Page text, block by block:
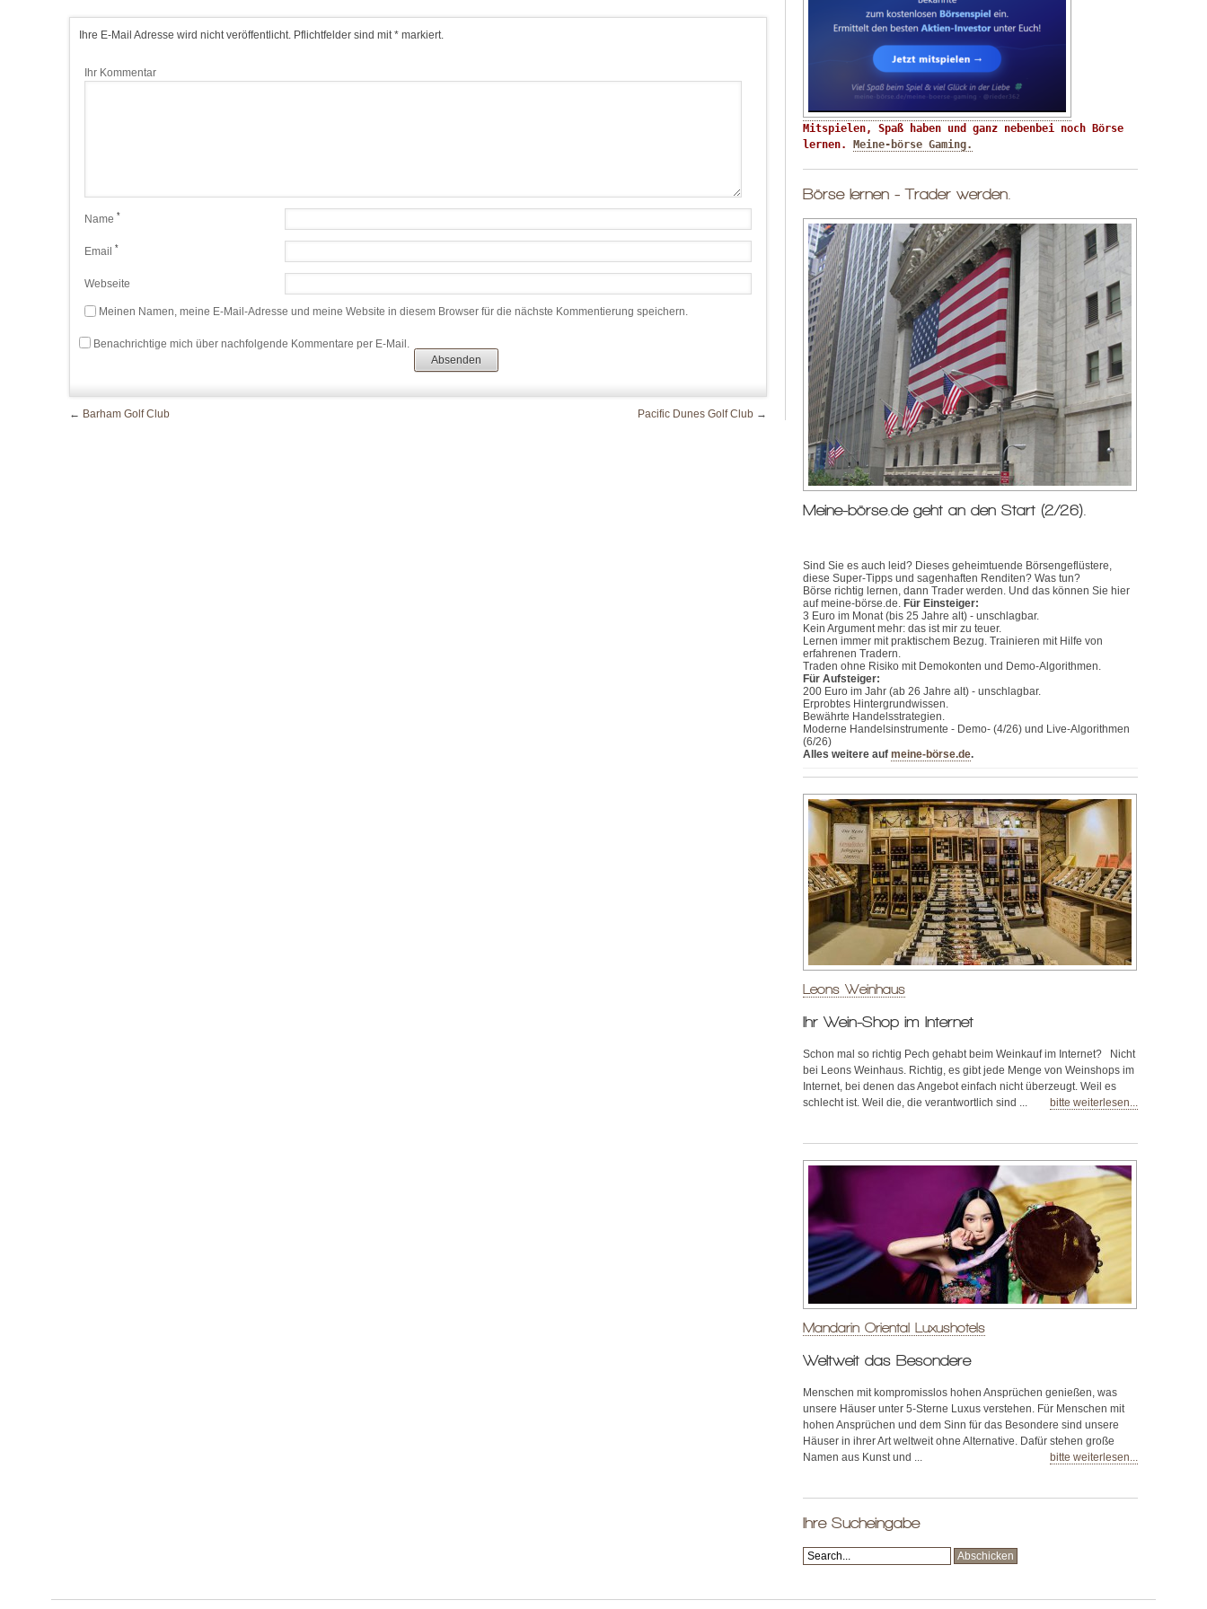
Ihre E-Mail Adresse wird nicht veröffentlicht. Pflichtfelder sind mit * markiert.
Ihr Kommentar
Name *
Email *
Webseite
Meinen Namen, meine E-Mail-Adresse und meine Website in diesem Browser für die nächste Kommentierung speichern.
Benachrichtige mich über nachfolgende Kommentare per E-Mail.
← Barham Golf Club Pacific Dunes Golf Club →
Mitspielen, Spaß haben und ganz nebenbei noch Börse
lernen.
Meine-börse Gaming.
Börse lernen - Trader werden.
Meine-börse.de geht an den Start (2/26).
Sind Sie es auch leid? Dieses geheimtuende Börsengeflüstere,
diese Super-Tipps und sagenhaften Renditen? Was tun?
Börse richtig lernen, dann Trader werden. Und das können Sie hier
auf meine-börse.de. Für Einsteiger:
3 Euro im Monat (bis 25 Jahre alt) - unschlagbar.
Kein Argument mehr: das ist mir zu teuer.
Lernen immer mit praktischem Bezug. Trainieren mit Hilfe von
erfahrenen Tradern.
Traden ohne Risiko mit Demokonten und Demo-Algorithmen.
Für Aufsteiger:
200 Euro im Jahr (ab 26 Jahre alt) - unschlagbar.
Erprobtes Hintergrundwissen.
Bewährte Handelsstrategien.
Moderne Handelsinstrumente - Demo- (4/26) und Live-Algorithmen
(6/26)
Alles weitere aufmeine-börse.de.
Leons Weinhaus
Ihr Wein-Shop im Internet
Schon mal so richtig Pech gehabt beim Weinkauf im Internet? Nicht
bei Leons Weinhaus. Richtig, es gibt jede Menge von Weinshops im
Internet, bei denen das Angebot einfach nicht überzeugt. Weil es
schlecht ist. Weil die, die verantwortlich sind ...
bitte weiterlesen...
Mandarin Oriental Luxushotels
Weltweit das Besondere
Menschen mit kompromisslos hohen Ansprüchen genießen, was
unsere Häuser unter 5-Sterne Luxus verstehen. Für Menschen mit
hohen Ansprüchen und dem Sinn für das Besondere sind unsere
Häuser in ihrer Art weltweit ohne Alternative. Dafür stehen große
Namen aus Kunst und ...
bitte weiterlesen...
Ihre Sucheingabe